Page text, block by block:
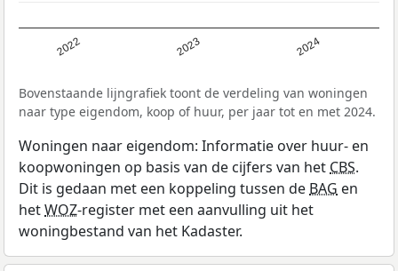
2022 2023 2024
Bovenstaande lijngrafiek toont de verdeling van woningen
naar type eigendom, koop of huur, per jaar tot en met 2024.
Woningen naar eigendom: Informatie over huur- en
koopwoningen op basis van de cijfers van hetCBS.
Dit is gedaan met een koppeling tussen deBAG en
hetWOZ-register met een aanvulling uit het
woningbestand van het Kadaster.